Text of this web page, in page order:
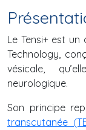
Le Tensi+ est
Technology,
vésicale,
neurologique.
Son principe
transcutanée